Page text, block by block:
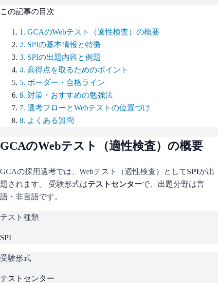
この記事の目次
1 . GCAのWebテスト（適性検査）の概要
2. SPIの基本情報と特徴
3. SPIの出題内容と例題
4. 高得点を取るためのポイント
5. ボーダー・合格ライン
6. 対策・おすすめの勉強法
7. 選考フローとWebテストの位置づけ
8. よくある質問
GCAのWebテスト（適性検査）の概要
GCAの採用選考では、Webテスト（適性検査）としてSPIが出
題されます。 受験形式はテストセンターで、 出題分野は言
語・非言語です。
テスト種類
SPI
受験形式
テストセンター